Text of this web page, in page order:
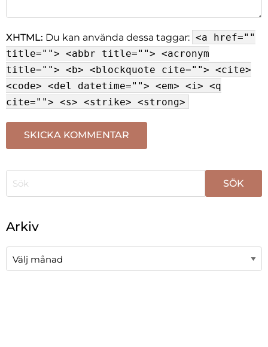
XHTML: Du kan använda dessa taggar: <a href=""
title=""> <abbr title=""> <acronym
title=""> <b> <blockquote cite=""> <cite>
<code> <del datetime=""> <em> <i> <q
cite=""> <s> <strike> <strong>
Arkiv